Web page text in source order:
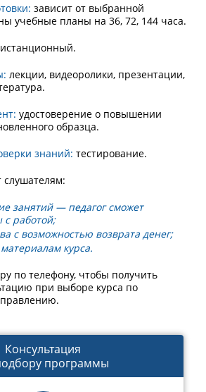
зависит от выбранной
учебные планы на 36, 72, 144 часа.
лекции, видеоролики, презентации,
удостоверение о повышении
образца.
знаний: тестирование.
слушателям:
занятий — педагог сможет
с работой;
с возможностью возврата денег;
курса.
по телефону, чтобы получить
при выборе курса по
Консультация
программы